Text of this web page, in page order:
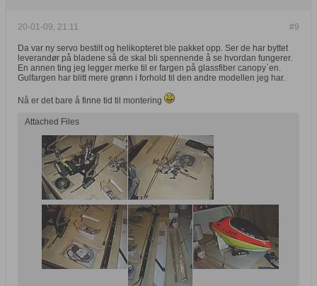
#9
20-01-09, 21:11
Da var ny servo bestilt og helikopteret ble pakket opp. Ser de har byttet
leverandør på bladene så de skal bli spennende å se hvordan fungerer.
En annen ting jeg legger merke til er fargen på glassfiber canopy`en.
Gulfargen har blitt mere grønn i forhold til den andre modellen jeg har.
Nå er det bare å finne tid til montering
Attached Files